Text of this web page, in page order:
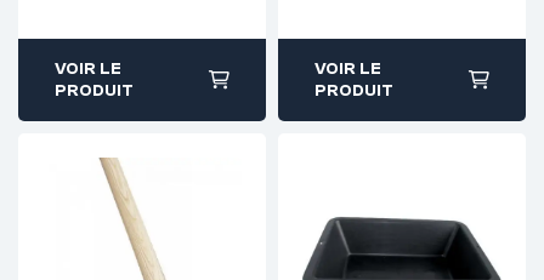
VOIR LE
PRODUIT
VOIR LE
PRODUIT